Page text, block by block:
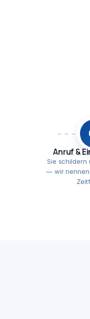
Anruf &
Sie schildern
— wir nennen